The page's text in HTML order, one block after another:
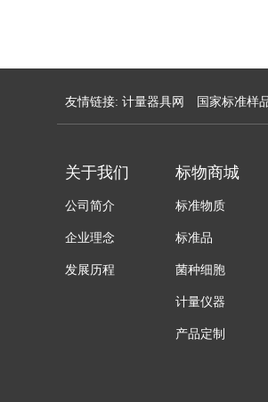
友情链接: 计量器具网 国家标准样
关于我们
公司简介
企业理念
发展历程
标物商城
标准物质
标准品
菌种细胞
计量仪器
产品定制